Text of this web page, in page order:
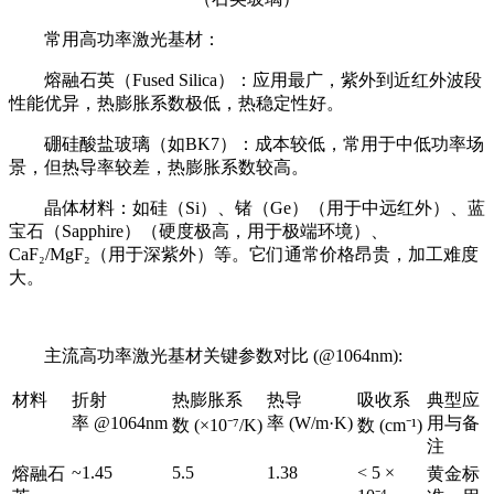
常用高功率激光基材：
熔融石英（Fused Silica）：应用最广，紫外到近红外波段
性能优异，热膨胀系数极低，热稳定性好。
硼硅酸盐玻璃（如BK7）：成本较低，常用于中低功率场
景，但热导率较差，热膨胀系数较高。
晶体材料：如硅（Si）、锗（Ge）（用于中远红外）、蓝
宝石（Sapphire）（硬度极高，用于极端环境）、
CaF₂/MgF₂（用于深紫外）等。它们通常价格昂贵，加工难度
大。
主流高功率激光基材关键参数对比 (@1064nm):
材料
折射
率 @1064nm
热膨胀系
数 (×10⁻⁷/K)
热导
率 (W/m·K)
吸收系
数 (cm⁻¹)
典型应
用与备
注
熔融石 ~1.45 5.5 1.38
< 5 ×
黄金标